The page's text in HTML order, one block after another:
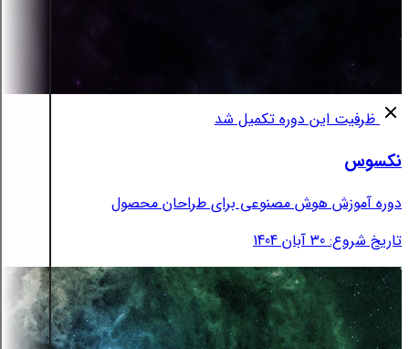
ظرفیت این دوره تکمیل شد
نکسوس
دوره آموزش هوش مصنوعی برای طراحان محصول
تاریخ شروع: 30 آبان 1404